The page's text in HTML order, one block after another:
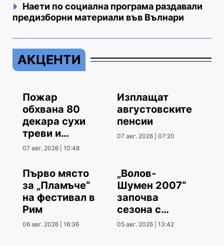
Наети по социална програма раздавали
предизборни материали във Вълнари
АКЦЕНТИ
Пожар
обхвана 80
декара сухи
треви и
храсти
07 авг. 2026 | 10:48
Изплащат
августовските
пенсии
07 авг. 2026 | 07:20
Първо място
за „Пламъче“
на фестивал в
Рим
06 авг. 2026 | 16:36
„Волов-
Шумен 2007“
започва
сезона с
гостуване
05 авг. 2026 | 13:42